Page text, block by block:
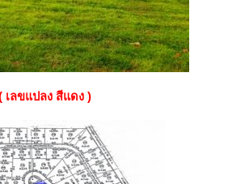
ลขแปลง สีแดง )